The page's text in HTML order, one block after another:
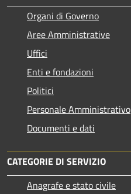
Organi di Governo
Aree Amministrative
Uffici
Enti e fondazioni
Politici
Personale Amministrativo
Documenti e dati
CATEGORIE DI SERVIZIO
Anagrafe e stato civile